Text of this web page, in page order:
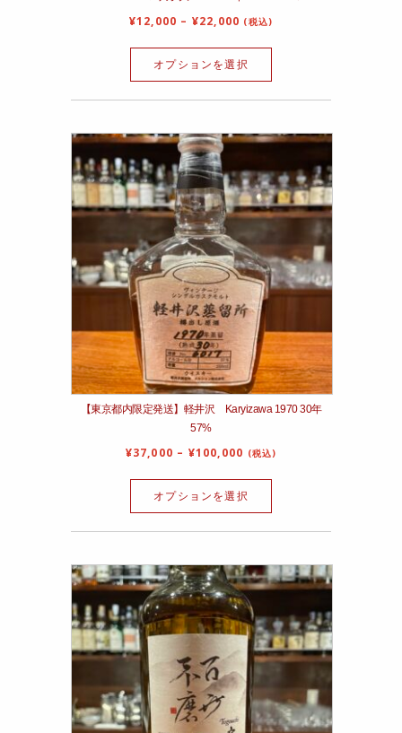
¥12,000 – ¥22,000 (税込)
オプションを選択
【東京都内限定発送】軽井沢 Karyizawa 1970 30年
57%
¥37,000 – ¥100,000 (税込)
オプションを選択